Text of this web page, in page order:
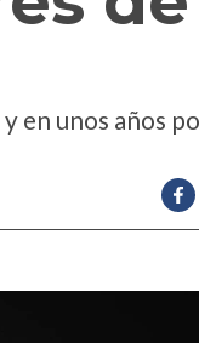
en unos años